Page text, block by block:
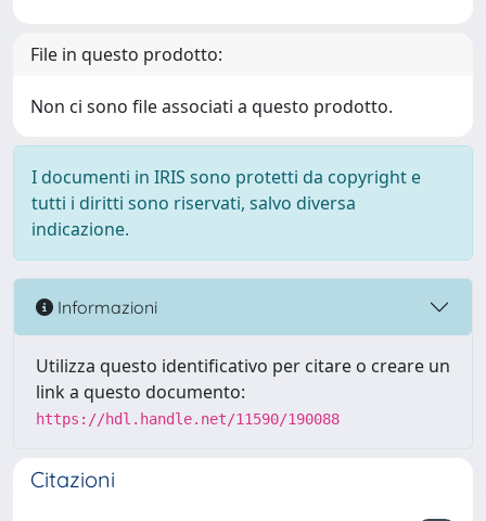
File in questo prodotto:
Non ci sono file associati a questo prodotto.
I documenti in IRIS sono protetti da copyright e
tutti i diritti sono riservati, salvo diversa
indicazione.
Informazioni
Utilizza questo identificativo per citare o creare un
link a questo documento:
https://hdl.handle.net/11590/190088
Citazioni